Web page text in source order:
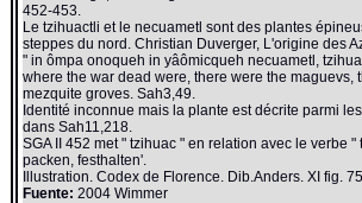
452-453.
Le tzihuactli et le necuametl sont des plantes
steppes du nord. Christian Duverger, L'origine des
" in ômpa onoqueh in yâômicqueh necuametl,
where the war dead were, there were the maguevs,
mezquite groves. Sah3,49.
Identité inconnue mais la plante est décrite parmi
dans Sah11,218.
SGA II 452 met " tzihuac " en relation avec le verbe "
packen, festhalten'.
Illustration. Codex de Florence. Dib.Anders. XI fig.
Fuente: 2004 Wimmer